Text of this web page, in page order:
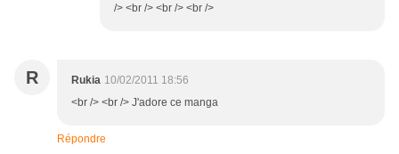
/> <br /> <br /> <br />
R Rukia 10/02/2011 18:56
<br /> <br /> J'adore ce manga
Répondre